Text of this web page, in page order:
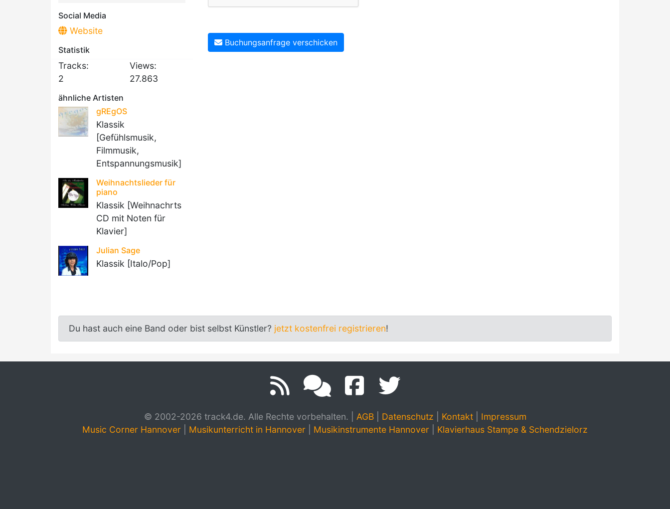
Social Media
Website
Statistik
Tracks:
2
Views:
27.863
ähnliche Artisten
gREgOS
Klassik
[Gefühlsmusik,
Filmmusik,
Entspannungsmusik]
Weihnachtslieder für
piano
Klassik [Weihnachrts
CD mit Noten für
Klavier]
Julian Sage
Klassik [Italo/Pop]
Buchungsanfrage verschicken
Du hast auch eine Band oder bist selbst Künstler? jetzt kostenfrei registrieren!
© 2002-2026 track4.de. Alle Rechte vorbehalten. AGB| Datenschutz Kontakt| Impressum
Music Corner Hannover
Musikunterricht in Hannover Musikinstrumente Hannover Klavierhaus Stampe & Schendzielorz